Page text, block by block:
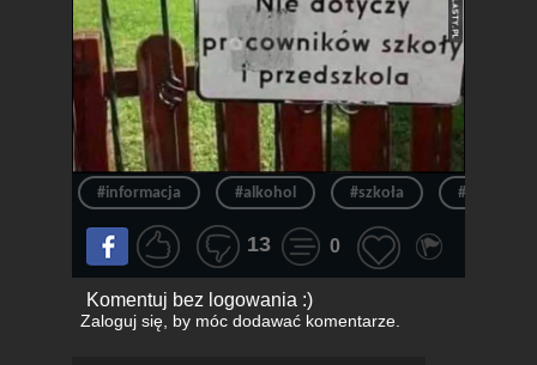
#informacja #alkohol #szkoła
13 0
Komentuj bez logowania :)
Zaloguj się, by móc dodawać komentarze.